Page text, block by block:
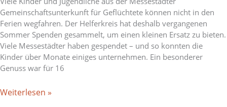
Gemeinschaftsunterkunft für Geflüchtete können nicht in den
Ferien wegfahren. Der Helferkreis hat deshalb vergangenen
Sommer Spenden gesammelt, um einen kleinen Ersatz zu bieten.
Viele Messestädter haben gespendet – und so konnten die
Kinder über Monate einiges unternehmen. Ein besonderer
Genuss war für 16
Weiterlesen »